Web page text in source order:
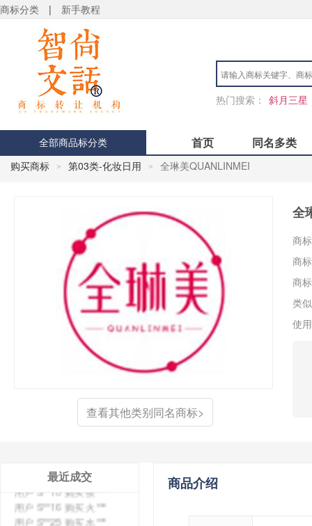
商标分类 | 新手教程
热门搜索： 斜月三星
全部商品标分类 首页 同名多类
购买商标 > 第03类-化妆日用 > 全琳美QUANLINMEI
查看其他类别同名商标>
全
商
商
商
类
使
最近成交
用户 S**4 购买 天***
用户 S**6 购买 七***
用户 S**0 购买 冠***
用户 S**4 购买 朴***
用户 S**5 购买 云***
用户 S**0 购买 V***
用户 S**1 购买 皇***
用户 S**10 购买 侯***
用户 S**16 购买 火***
用户 S**25 购买 水***
用户 S**33 购买 巴***
商品介绍